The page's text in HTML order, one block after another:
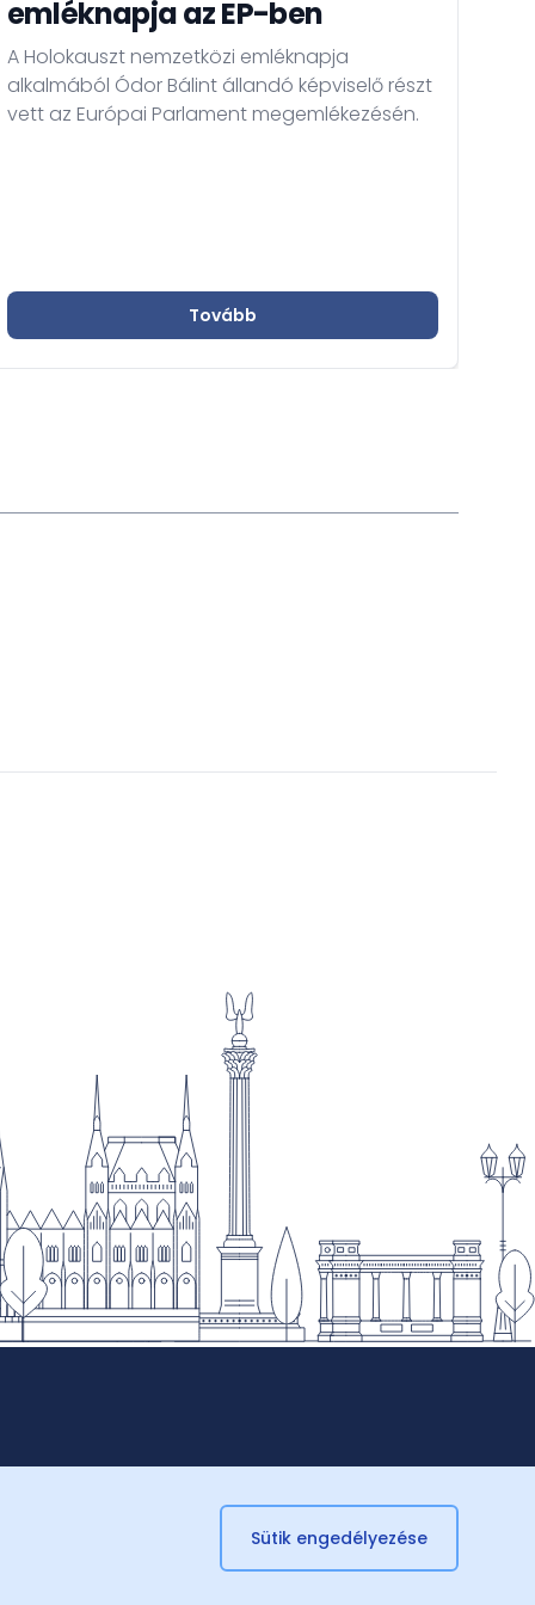
emléknapja az EP-ben
A Holokauszt nemzetközi emléknapja
alkalmából Ódor Bálint állandó képviselő részt
vett az Európai Parlament megemlékezésén.
Tovább
Sütik engedélyezése